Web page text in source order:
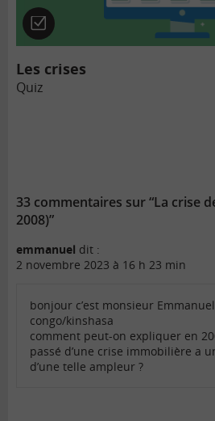
Quiz
Les crises
Quiz
33 commentaires sur “La crise
2008)”
emmanuel dit :
2 novembre 2023 à 16 h 23 min
bonjour c’est monsieur
congo/kinshasa
comment peut-on expliquer en
passé d’une crise immobilière a
d’une telle ampleur ?